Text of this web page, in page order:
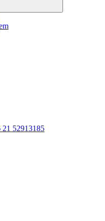
21 52913185